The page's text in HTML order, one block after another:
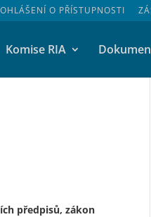
O PŘÍSTUPNOSTI
Komise RIA
předpisů, zákon